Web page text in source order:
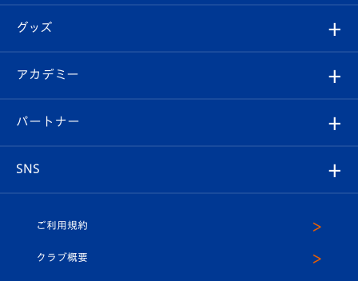
チケット
イベント
メディア
ホームタウン
スタッフプロフィール
マスコット紹介
はじめての観戦ガイド
Revive Team
ヴィヴィくんの長崎おもてなしガイド
フォトギャラリー
スタジアムグルメ
チケット
V-LOVERS（ファンクラブ）
プレイヤーズスイート
グッズ
オンラインショップ
店舗情報
アカデミー
育成からのお知らせ
U-18
パートナー
SNS
ヴィヴィくんインスタグラム
ご利用規約
クラブ概要